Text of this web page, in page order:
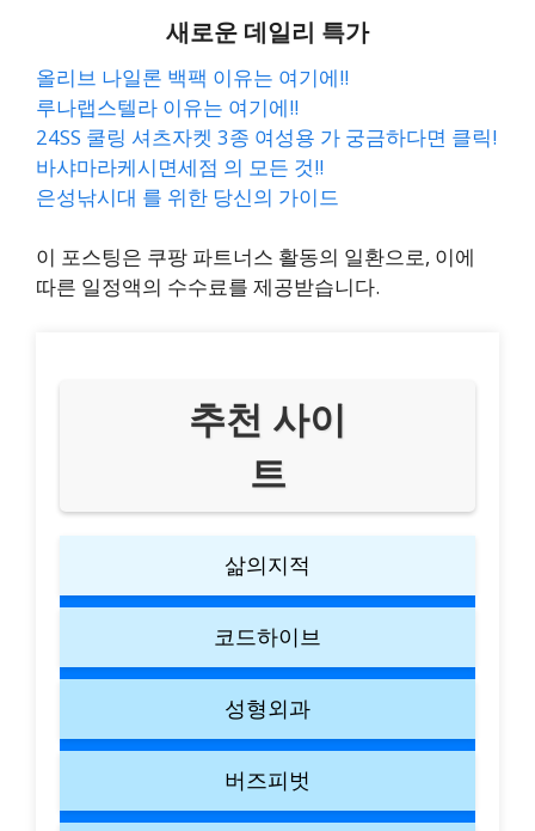
새로운 데일리 특가
올리브 나일론 백팩 이유는 여기에!!
루나랩스텔라 이유는 여기에!!
24SS 쿨링 셔츠자켓 3종 여성용 가 궁금하다면 클릭!
바샤마라케시면세점 의 모든 것!!
은성낚시대 를 위한 당신의 가이드
이 포스팅은 쿠팡 파트너스 활동의 일환으로, 이에
따른 일정액의 수수료를 제공받습니다.
추천 사이
트
삶의지적
코드하이브
성형외과
버즈피벗